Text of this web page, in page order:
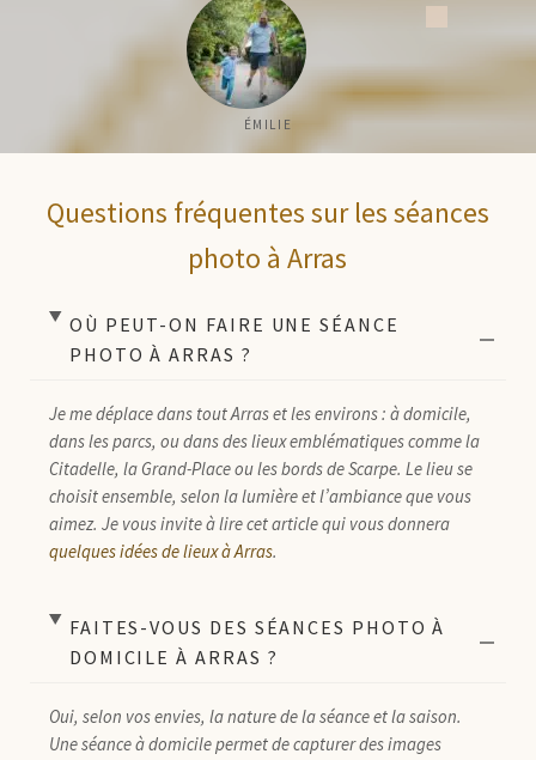
ÉMILIE
Questions fréquentes sur les séances
photo à Arras
OÙ PEUT-ON FAIRE UNE SÉANCE
PHOTO À ARRAS ?
Je me déplace dans tout Arras et les environs : à domicile,
dans les parcs, ou dans des lieux emblématiques comme la
Citadelle, la Grand-Place ou les bords de Scarpe. Le lieu se
choisit ensemble, selon la lumière et l’ambiance que vous
aimez. Je vous invite à lire cet article qui vous donnera
quelques idées de lieux à Arras.
FAITES-VOUS DES SÉANCES PHOTO À
DOMICILE À ARRAS ?
Oui, selon vos envies, la nature de la séance et la saison.
Une séance à domicile permet de capturer des images